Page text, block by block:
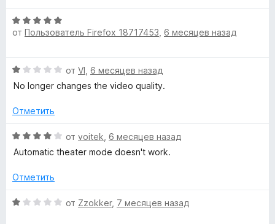
з
5
а
1
5
н
е
н
а
и
5
О
ц
е
н
н
5
и
5
от Пользователь Firefox 18717453 6 месяцев назад
О
ц
н
н
о
а
и
от VI 6 месяцев назад
No longer changes the video quality.
Отметить
О
ц
н
н
от voitek 6 месяцев назад
Automatic theater mode doesn't work.
Отметить
О
от Zzokker, 7 месяцев назад